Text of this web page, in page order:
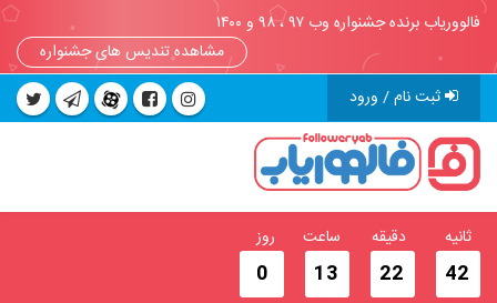
فالووریاب برنده جشنواره وب ۹۷ ، ۹۸ و ۱۴۰۰
مشاهده تندیس های جشنواره
ثبت نام / ورود
41
ثانیه
22
دقیقه
13
ساعت
0
روز